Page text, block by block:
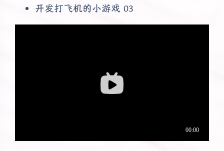
开发打飞机的小游戏 03